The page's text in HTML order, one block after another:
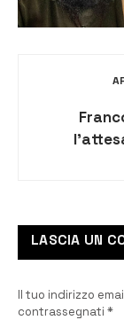
LASCIA UN
Il tuo indirizzo
contrassegnati *